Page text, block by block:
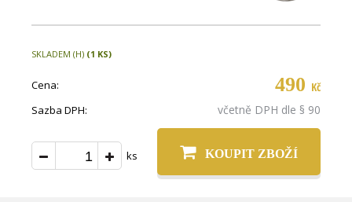
SKLADEM (H) (1 KS)
Cena: 490 Kč
Sazba DPH: včetně DPH dle § 90
ks KOUPIT ZBOŽÍ